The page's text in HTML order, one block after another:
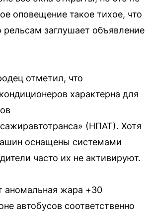
оповещение такое тихое, что
рельсам заглушает объявление
отметил, что
характерна для
(НПАТ). Хотя
оснащены системами
часто их не активируют.
аномальная жара +30
автобусов соответственно